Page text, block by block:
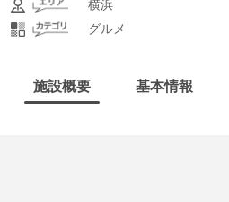
横浜
グルメ
施設概要 基本情報